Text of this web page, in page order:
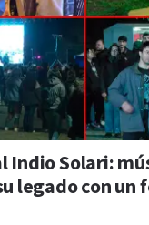
Indio Solari:
legado con un